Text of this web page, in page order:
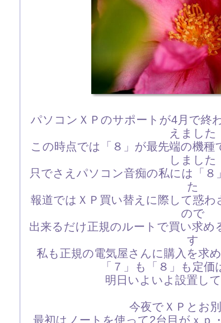
パソコンＸＰのサポートが4月で終
えました
この時点では「８」が最先端の機
しました
只でさえパソコン音痴の私には「
た
報道ではＸＰ買い替えに際して惑
ので
出来るだけ正規のルートで買い求
す
私も正規の電気屋さんに購入を求
「７」も「８」も定
明日いよいよ設置し
今夜でＸＰとお
最初はノートを使って2台目がｘｐ